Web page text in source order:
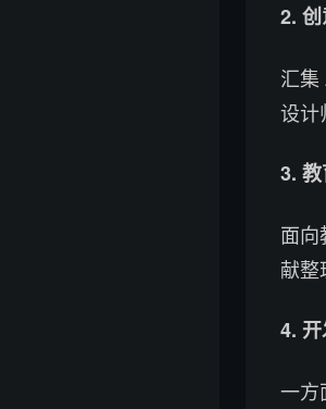
2.
汇集
设计
3.
面
献整
4.
一方